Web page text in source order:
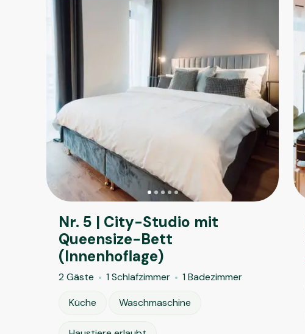
Nr. 5 | City-Studio mit
Queensize-Bett
(Innenhoflage)
2 Gäste 1 Schlafzimmer
1 Badezimmer
Küche
Waschmaschine